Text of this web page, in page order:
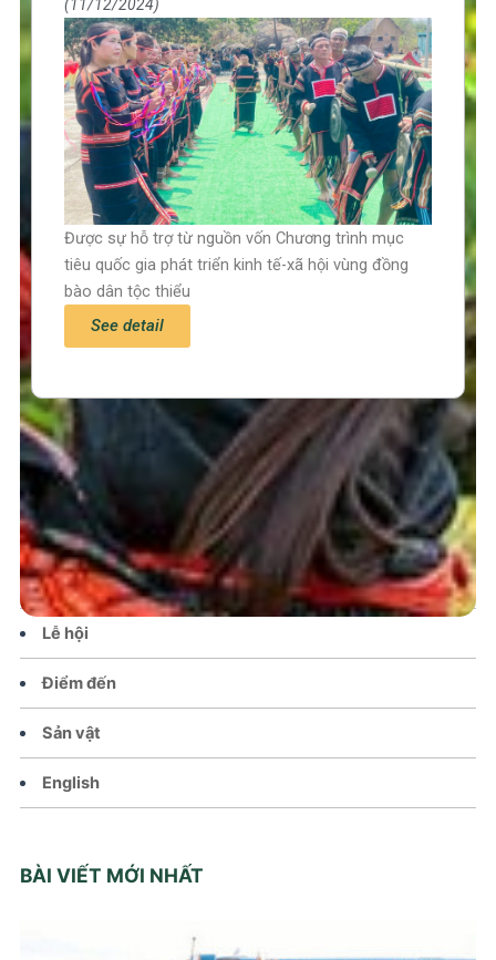
Trang chủ
Tin tức – Sự kiện
Chính sách
Văn hoá – Đời sống
Lễ hội
Điểm đến
Sản vật
English
BÀI VIẾT MỚI NHẤT
11/12/2024
Được sự hỗ trợ từ nguồn vốn Chương trình mục
tiêu quốc gia phát triển kinh tế-xã hội vùng đồng
bào dân tộc thiểu
See detail